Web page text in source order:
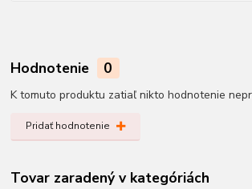
Hodnotenie 0
K tomuto produktu zatiaľ nikto hodnotenie
Pridať hodnotenie
Tovar zaradený v kategóriách